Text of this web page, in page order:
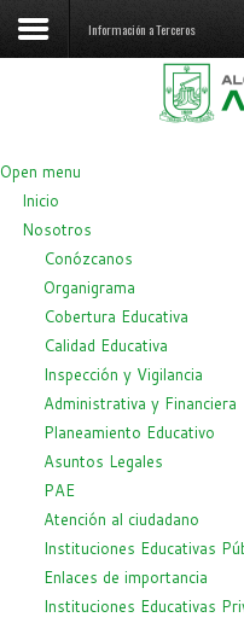
Información a Terceros
Open menu
Inicio
Nosotros
Conózcanos
Organigrama
Cobertura Educativa
Calidad Educativa
Inspección y Vigilancia
Administrativa y Financiera
Planeamiento Educativo
Asuntos Legales
PAE
Atención al ciudadano
Instituciones Educativas
Enlaces de importancia
Instituciones Educativas